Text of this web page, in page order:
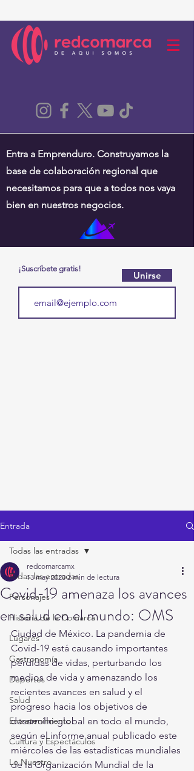
Entra a Emprenduro. Construyamos la
base de colaboración regional que
necesitamos para que a todos nos vaya
bien en nuestros negocios.
¡Suscríbete gratis!
Unirse
Entrada
Todas las entradas
Personajes
Historia de la Comarca
Lugares
Gastronomía
Deportes
Salud
Entretenimiento
Cultura y Espectáculos
Lo Nuestro
Todas las entradas
Covid-19 amenaza los avances
en salud en el mundo: OMS
redcomarcamx
13 may 2020 2 min de lectura
Ciudad de México. La pandemia de
Covid-19 está causando importantes
pérdidas de vidas, perturbando los
medios de vida y amenazando los
recientes avances en salud y el
progreso hacia los objetivos de
desarrollo global en todo el mundo,
según el informe anual publicado este
miércoles de las estadísticas mundiales
de la Organización Mundial de la